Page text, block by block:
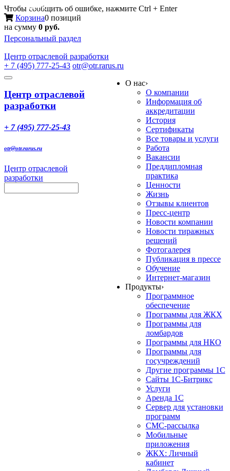
Чтобы сообщить об ошибке, нажмите Ctrl + Enter
Корзина0 позиций
на сумму 0 руб.
Персональный раздел
Центр отраслевой разработки
+ 7 (495) 777-25-43 otr@otr.rarus.ru
Toggle
Меню
Центр отраслевой
разработки
+ 7 (495) 777-25-43
otr@otr.rarus.ru
Центр отраслевой
разработки
О нас›
О компании
Информация об
аккредитации
История
Сертификаты
Все товары и услуги
Работа
Вакансии
Преддипломная
практика
Ценности
Жизнь
Отзывы клиентов
Пресс-центр
Новости компании
Новости тиражных
решений
Фотогалерея
Публикация в прессе
Обучение
Интернет-магазин
Продукты›
Программное
обеспечение
Программы для ЖКХ
Программы для
ломбардов
Программы для НКО
Программы для
госучреждений
Другие программы 1С
Сайты 1С-Битрикс
Услуги
Аренда 1С
Сервер для установки
программ
СМС-рассылка
Мобильные
приложения
ЖКХ: Личный
кабинет